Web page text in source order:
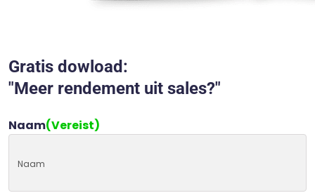
Gratis dowload:
"Meer rendement uit sales?"
Naam(Vereist)